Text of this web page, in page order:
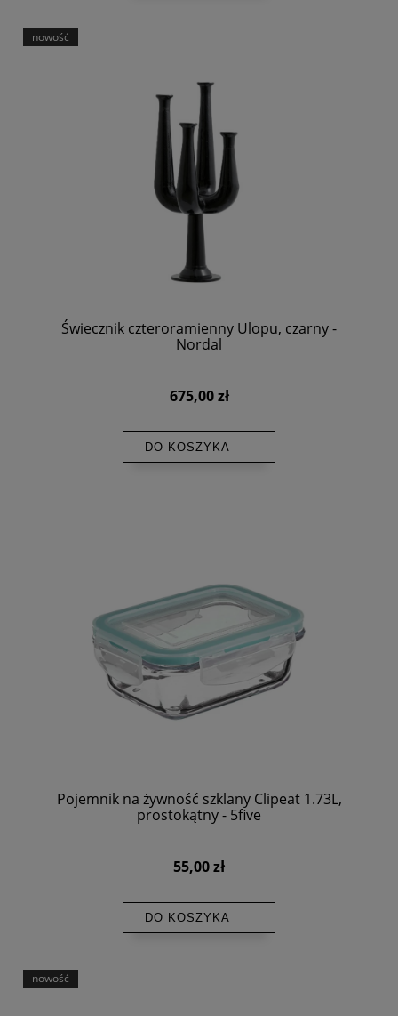
Świecznik czteroramienny Ulopu, czarny -
Nordal
675,00 zł
DO KOSZYKA
nowość
Pojemnik na żywność szklany Clipeat 1.73L,
prostokątny - 5five
55,00 zł
DO KOSZYKA
nowość